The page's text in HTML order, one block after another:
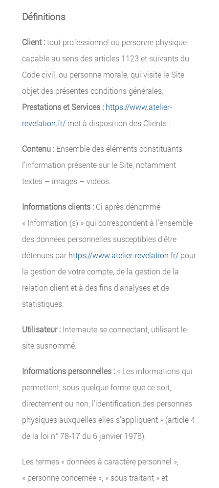
Définitions
Client :tout professionnel ou personne physique
capable au sens des articles 1123 et suivants du
Code civil, ou personne morale, qui visite le Site
objet des présentes conditions générales.
Prestations et Services : https://www.atelier-
revelation.fr/met à disposition des Clients :
Contenu :Ensemble des éléments constituants
l’information présente sur le Site, notamment
textes – images – vidéos.
Informations clients :Ci après dénommé
« Information (s) » qui correspondent à l’ensemble
des données personnelles susceptibles d’être
détenues parhttps://www.atelier-revelation.fr/pour
la gestion de votre compte, de la gestion de la
relation client et à des fins d’analyses et de
statistiques.
Utilisateur :Internaute se connectant, utilisant le
site susnommé.
Informations personnelles :« Les informations qui
permettent, sous quelque forme que ce soit,
directement ou non, l'identification des personnes
physiques auxquelles elles s'appliquent » (article 4
de la loi n° 78-17 du 6 janvier 1978).
Les termes « données à caractère personnel »,
« personne concernée », « sous traitant » et